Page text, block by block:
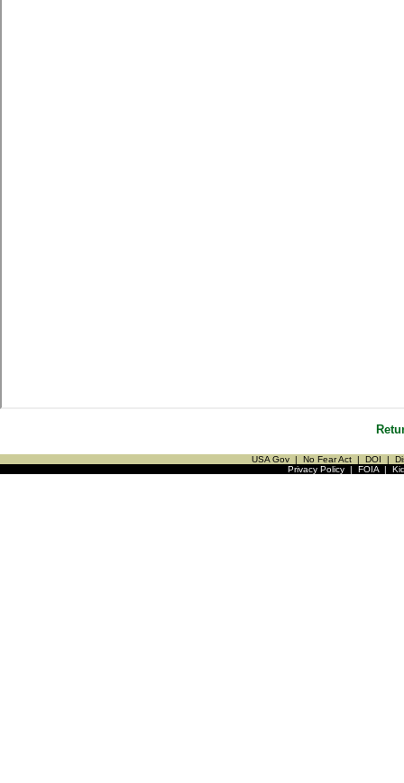
USA Gov | No Fear Act | DOI |
Privacy Policy| FOIA|